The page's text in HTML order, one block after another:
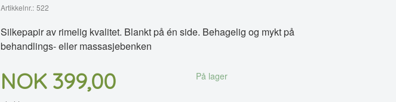
Artikkelnr.: 522
Silkepapir av rimelig kvalitet. Blankt på én side. Behagelig og mykt på
behandlings- eller massasjebenken
Pris
NOK 399,00 På lager